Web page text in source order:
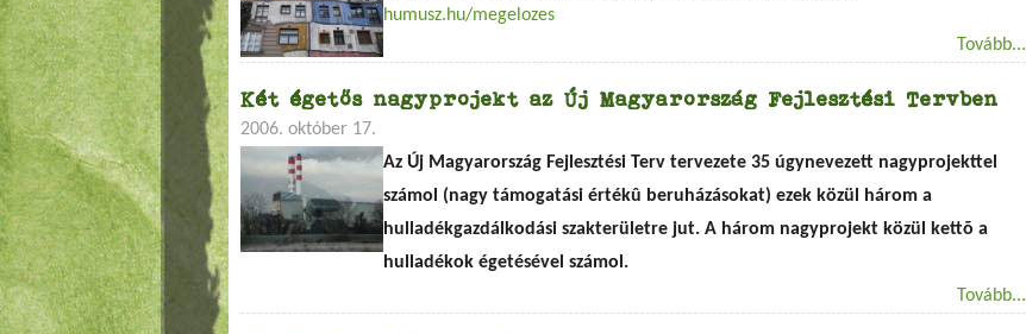
humusz.hu/megelozes
Tovább...
Két égetős nagyprojekt az Új Magyarország Fejlesztési Tervben
2006. október 17.
Az Új Magyarország Fejlesztési Terv tervezete 35 úgynevezett nagyprojekttel
számol (nagy támogatási értékû beruházásokat) ezek közül három a
hulladékgazdálkodási szakterületre jut. A három nagyprojekt közül kettõ a
hulladékok égetésével számol.
Tovább...